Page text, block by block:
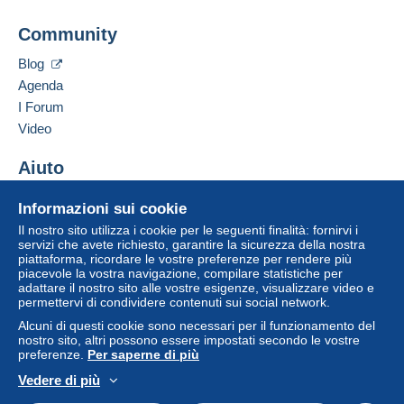
Pagamento con:
Lettera (formato normale/piccolo)
2,50 €
Lettera tracciata (lettera normale/piccola)
4,00 €
Lettera raccomandata (formato normale/piccolo)
e assicurata (con tracciamento)
essere un utente registrato ed
Login
Registr
ati
13 CHEMIN DE TORREILLES
66510
Aggiungere questo venditore ai preferiti
Informazioni sui cookie
Il nostro sito utilizza i cookie per le seguenti finalità: fornirvi i
servizi che avete richiesto, garantire la sicurezza della nostra
piattaforma, ricordare le vostre preferenze per rendere più
piacevole la vostra navigazione, compilare statistiche per
adattare il nostro sito alle vostre esigenze, visualizzare video e
permettervi di condividere contenuti sui social network.
Alcuni di questi cookie sono necessari per il funzionamento del
nostro sito, altri possono essere impostati secondo le vostre
preferenze. Per saperne di più
Vedere di più
Community
Blog
Agenda
I Forum
Video
Aiuto
Acquistare su Delcampe
Vendere su Delcampe
Un sito sicuro